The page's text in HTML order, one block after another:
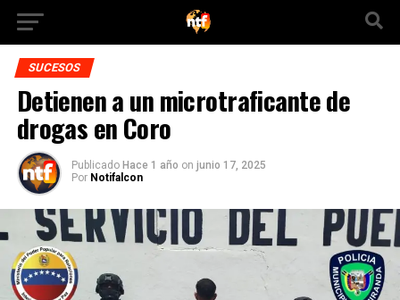
SUCESOS
Detienen a un microtraficante de
drogas en Coro
Publicado Hace 1 año on junio 17, 2025
Por Notifalcon